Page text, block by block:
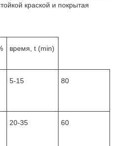
краской и покрытая
время, t (min)
5-15 80
20-35 60